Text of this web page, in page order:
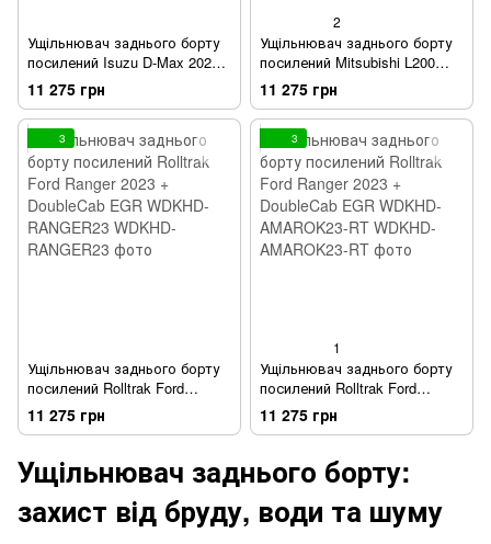
Ущільнювач заднього борту
посилений Isuzu D-Max 2021
+ EGR WDK-HD-DMAX21
11 275 грн
2
Ущільнювач заднього борту
посилений Mitsubishi L200
2015 + EGR WDK-HD-L20015
11 275 грн
3
Ущільнювач заднього борту
посилений Rolltrak Ford
Ranger 2023 + DoubleCab EGR
WDKHD-RANGER23
11 275 грн
3
1
Ущільнювач заднього борту
посилений Rolltrak Ford
Ranger 2023 + DoubleCab EGR
WDKHD-AMAROK23-RT
11 275 грн
Ущільнювач заднього борту:
захист від бруду, води та шуму